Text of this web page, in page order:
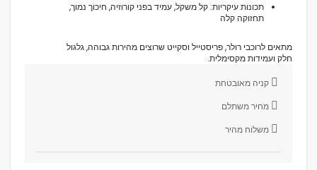
תכונות עיקריות: קל משקל, עמיד בפני קורוזיה, חיכוך נמוך,
תחזוקה קלה
מתאים לרוכבי רולר, פריסטייל וסקייט שרוצים מהירות גבוהה, גלגול
חלק ועמידות מקסימלית.
קניה מאובטחת
מחיר משתלם
משלוח מהיר